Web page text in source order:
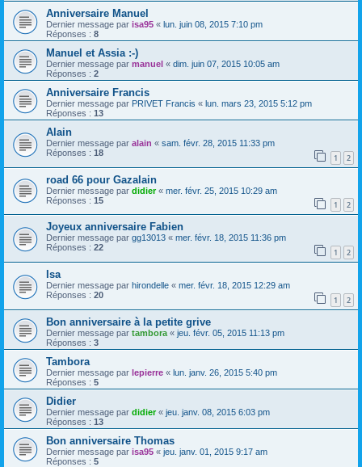
Anniversaire Manuel
Dernier message par isa95 « lun. juin 08, 2015 7:10 pm
Réponses : 8
Manuel et Assia :-)
Dernier message par manuel « dim. juin 07, 2015 10:05 am
Réponses : 2
Anniversaire Francis
Dernier message par PRIVET Francis « lun. mars 23, 2015 5:12 pm
Réponses : 13
Alain
Dernier message par alain « sam. févr. 28, 2015 11:33 pm
Réponses : 18 1 2
road 66 pour Gazalain
Dernier message par didier« mer. févr. 25, 2015 10:29 am
Réponses : 15 1 2
Joyeux anniversaire Fabien
Dernier message par gg13013 « mer. févr. 18, 2015 11:36 pm
Réponses : 22 1 2
Isa
Dernier message par hirondelle « mer. févr. 18, 2015 12:29 am
Réponses : 20 1 2
Bon anniversaire à la petite grive
Dernier message par tambora « jeu. févr. 05, 2015 11:13 pm
Réponses : 3
Tambora
Dernier message par lepierre « lun. janv. 26, 2015 5:40 pm
Réponses : 5
Didier
Dernier message par didier« jeu. janv. 08, 2015 6:03 pm
Réponses : 13
Bon anniversaire Thomas
Dernier message par isa95 « jeu. janv. 01, 2015 9:17 am
Réponses : 5